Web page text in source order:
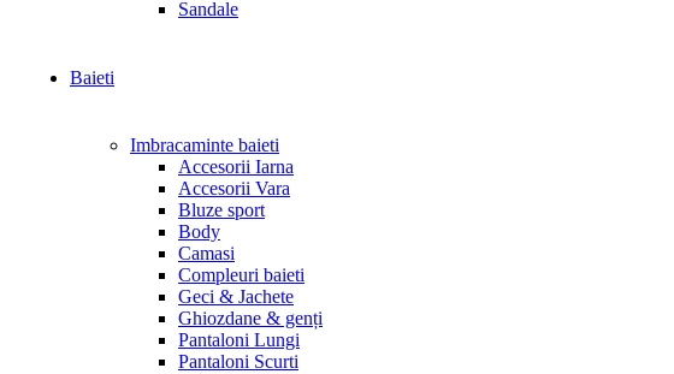
Sandale
Baieti
Imbracaminte baieti
Accesorii Iarna
Accesorii Vara
Bluze sport
Body
Camasi
Compleuri baieti
Geci & Jachete
Ghiozdane & genți
Pantaloni Lungi
Pantaloni Scurti